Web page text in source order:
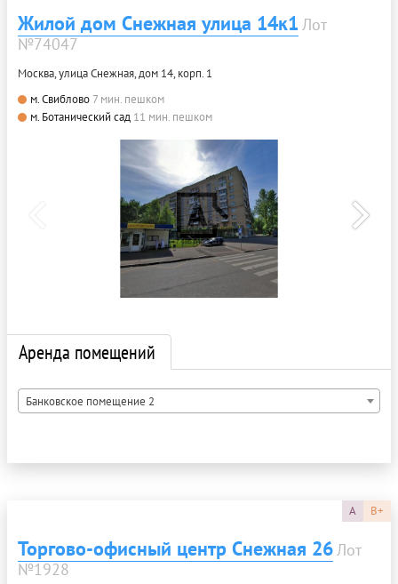
Жилой дом Снежная улица 14к1 Лот
№74047
Москва, улица Снежная, дом 14, корп. 1
м. Свиблово 7 мин. пешком
м. Ботанический сад 11 мин. пешком
Аренда помещений
Банковское помещение 2
A B+
Торгово-офисный центр Снежная 26Лот
№1928